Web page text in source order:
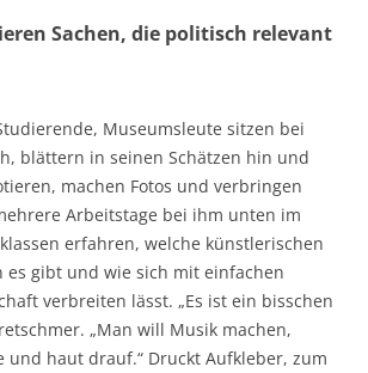
Sachen, die politisch relevant
Museumsleute sitzen bei
blättern in seinen Schätzen hin und
machen Fotos und verbringen
Arbeitstage bei ihm unten im
erfahren, welche künstlerischen
es gibt und wie sich mit einfachen
verbreiten lässt. „Es ist ein bisschen
„Man will Musik machen,
und haut drauf.“ Druckt Aufkleber, zum